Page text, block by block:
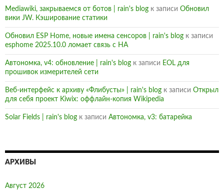
Mediawiki, закрываемся от ботов | rain's blog к записи Обновил
вики JW. Кэширование статики
Обновил ESP Home, новые имена сенсоров | rain's blog к записи
esphome 2025.10.0 ломает связь с HA
Автономка, v4: обновление | rain's blog к записи EOL для
прошивок измерителей сети
Веб-интерфейс к архиву «Флибусты» | rain's blog к записи Открыл
для себя проект Kiwix: оффлайн-копия Wikipedia
Solar Fields | rain's blog к записи Автономка, v3: батарейка
АРХИВЫ
Август 2026